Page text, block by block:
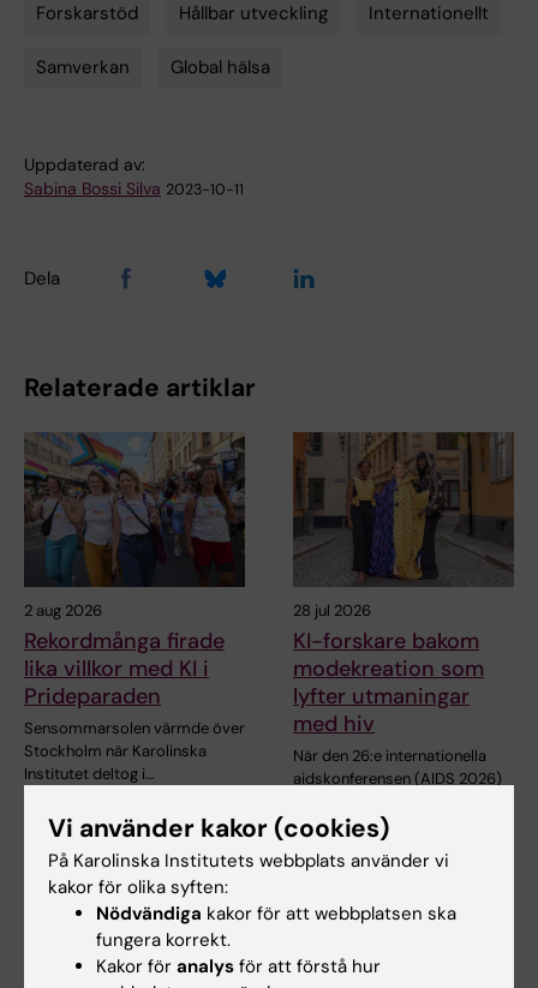
Forskarstöd Hållbar utveckling Internationellt
Samverkan Global hälsa
Uppdaterad av:
Sabina Bossi Silva 2023-10-11
Dela
Relaterade artiklar
2 aug 2026
Rekordmånga firade
lika villkor med KI i
Prideparaden
Sensommarsolen värmde över
Stockholm när Karolinska
Institutet deltog i…
28 jul 2026
KI-forskare bakom
modekreation som
lyfter utmaningar
med hiv
När den 26:e internationella
aidskonferensen (AIDS 2026)
Vi använder kakor (cookies)
På Karolinska Institutets webbplats använder vi
kakor för olika syften:
Nödvändiga kakor för att webbplatsen ska
fungera korrekt.
Kakor för analys för att förstå hur